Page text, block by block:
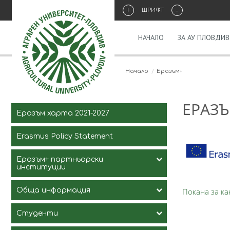
+ ШРИФТ -
НАЧАЛО ЗА АУ ПЛОВДИВ
Начало Eразъм+
Еразъм харта 2021-2027
Erasmus Policy Statement
Еразъм+ партньорски
институции
Обща информация
Студенти
Покана за